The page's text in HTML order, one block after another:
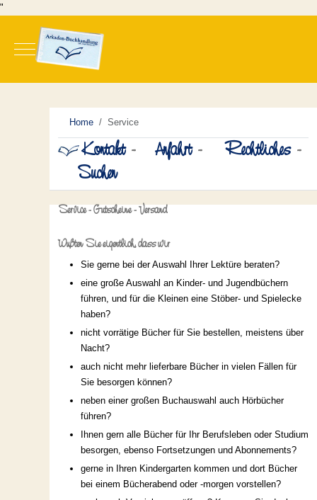
"
Mobile Menu Toggle
Home Service
Kontakt - Anfahrt - Rechtliches -
Suchen
Service - Gutscheine - Versand
Wußten Sie eigentlich, dass wir
Sie gerne bei der Auswahl Ihrer Lektüre beraten?
eine große Auswahl an Kinder- und Jugendbüchern
führen, und für die Kleinen eine Stöber- und Spielecke
haben?
nicht vorrätige Bücher für Sie bestellen, meistens über
Nacht?
auch nicht mehr lieferbare Bücher in vielen Fällen für
Sie besorgen können?
neben einer großen Buchauswahl auch Hörbücher
führen?
Ihnen gern alle Bücher für Ihr Berufsleben oder Studium
besorgen, ebenso Fortsetzungen und Abonnements?
gerne in Ihren Kindergarten kommen und dort Bücher
bei einem Bücherabend oder -morgen vorstellen?